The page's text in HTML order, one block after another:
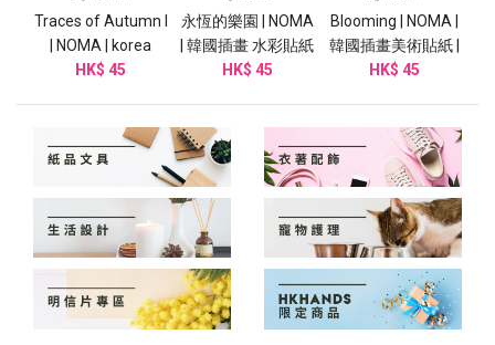
Traces of Autumn I
| NOMA | korea
illust Art Sticker
HK$ 45
永恆的樂園 | NOMA
| 韓國插畫 水彩貼紙
HK$ 45
Blooming | NOMA |
韓國插畫美術貼紙 |
水彩
HK$ 45